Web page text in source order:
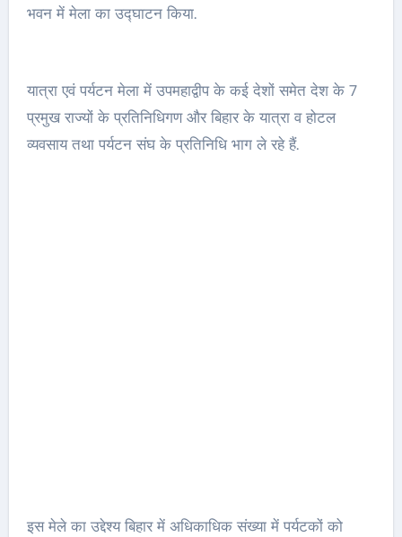
भवन में मेला का उद्घाटन किया.
यात्रा एवं पर्यटन मेला में उपमहाद्वीप के कई देशों समेत देश के 7
प्रमुख राज्यों के प्रतिनिधिगण और बिहार के यात्रा व होटल
व्यवसाय तथा पर्यटन संघ के प्रतिनिधि भाग ले रहे हैं.
इस मेले का उद्देश्य बिहार में अधिकाधिक संख्या में पर्यटकों को